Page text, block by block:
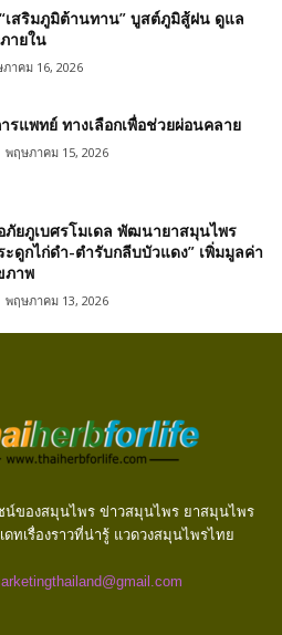
เสริมภูมิต้านทาน” บูสต์ภูมิสู้ฝน ดูแล
ายใน
าคม 16, 2026
รแพทย์ ทางเลือกเพื่อช่วยผ่อนคลาย
พฤษภาคม 15, 2026
ยภูเบศรโมเดล พัฒนายาสมุนไพร
ะดูกไก่ดำ-ตำรับกลีบบัวแดง” เพิ่มมูลค่า
ภาพ
พฤษภาคม 13, 2026
น์ของสมุนไพร ข่าวสมุนไพร ยาสมุนไพร
ทเรื่องราวที่น่ารู้ แวดวงสมุนไพรไทย